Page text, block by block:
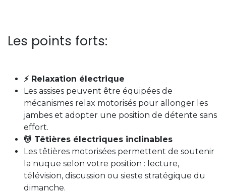
Les points forts:
⚡ Relaxation électrique
Les assises peuvent être équipées de
mécanismes relax motorisés pour allonger les
jambes et adopter une position de détente sans
effort.
💆 Têtières électriques inclinables
Les têtières motorisées permettent de soutenir
la nuque selon votre position : lecture,
télévision, discussion ou sieste stratégique du
dimanche.